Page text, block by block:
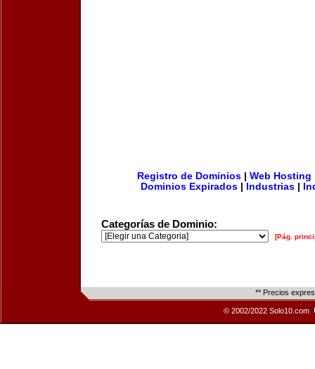
Registro de Dominios| Web Hosting
Dominios Expirados
Industrias
Categorías de Dominio:
[Pág.
** Precios
© 2002/2022 Solo10.com